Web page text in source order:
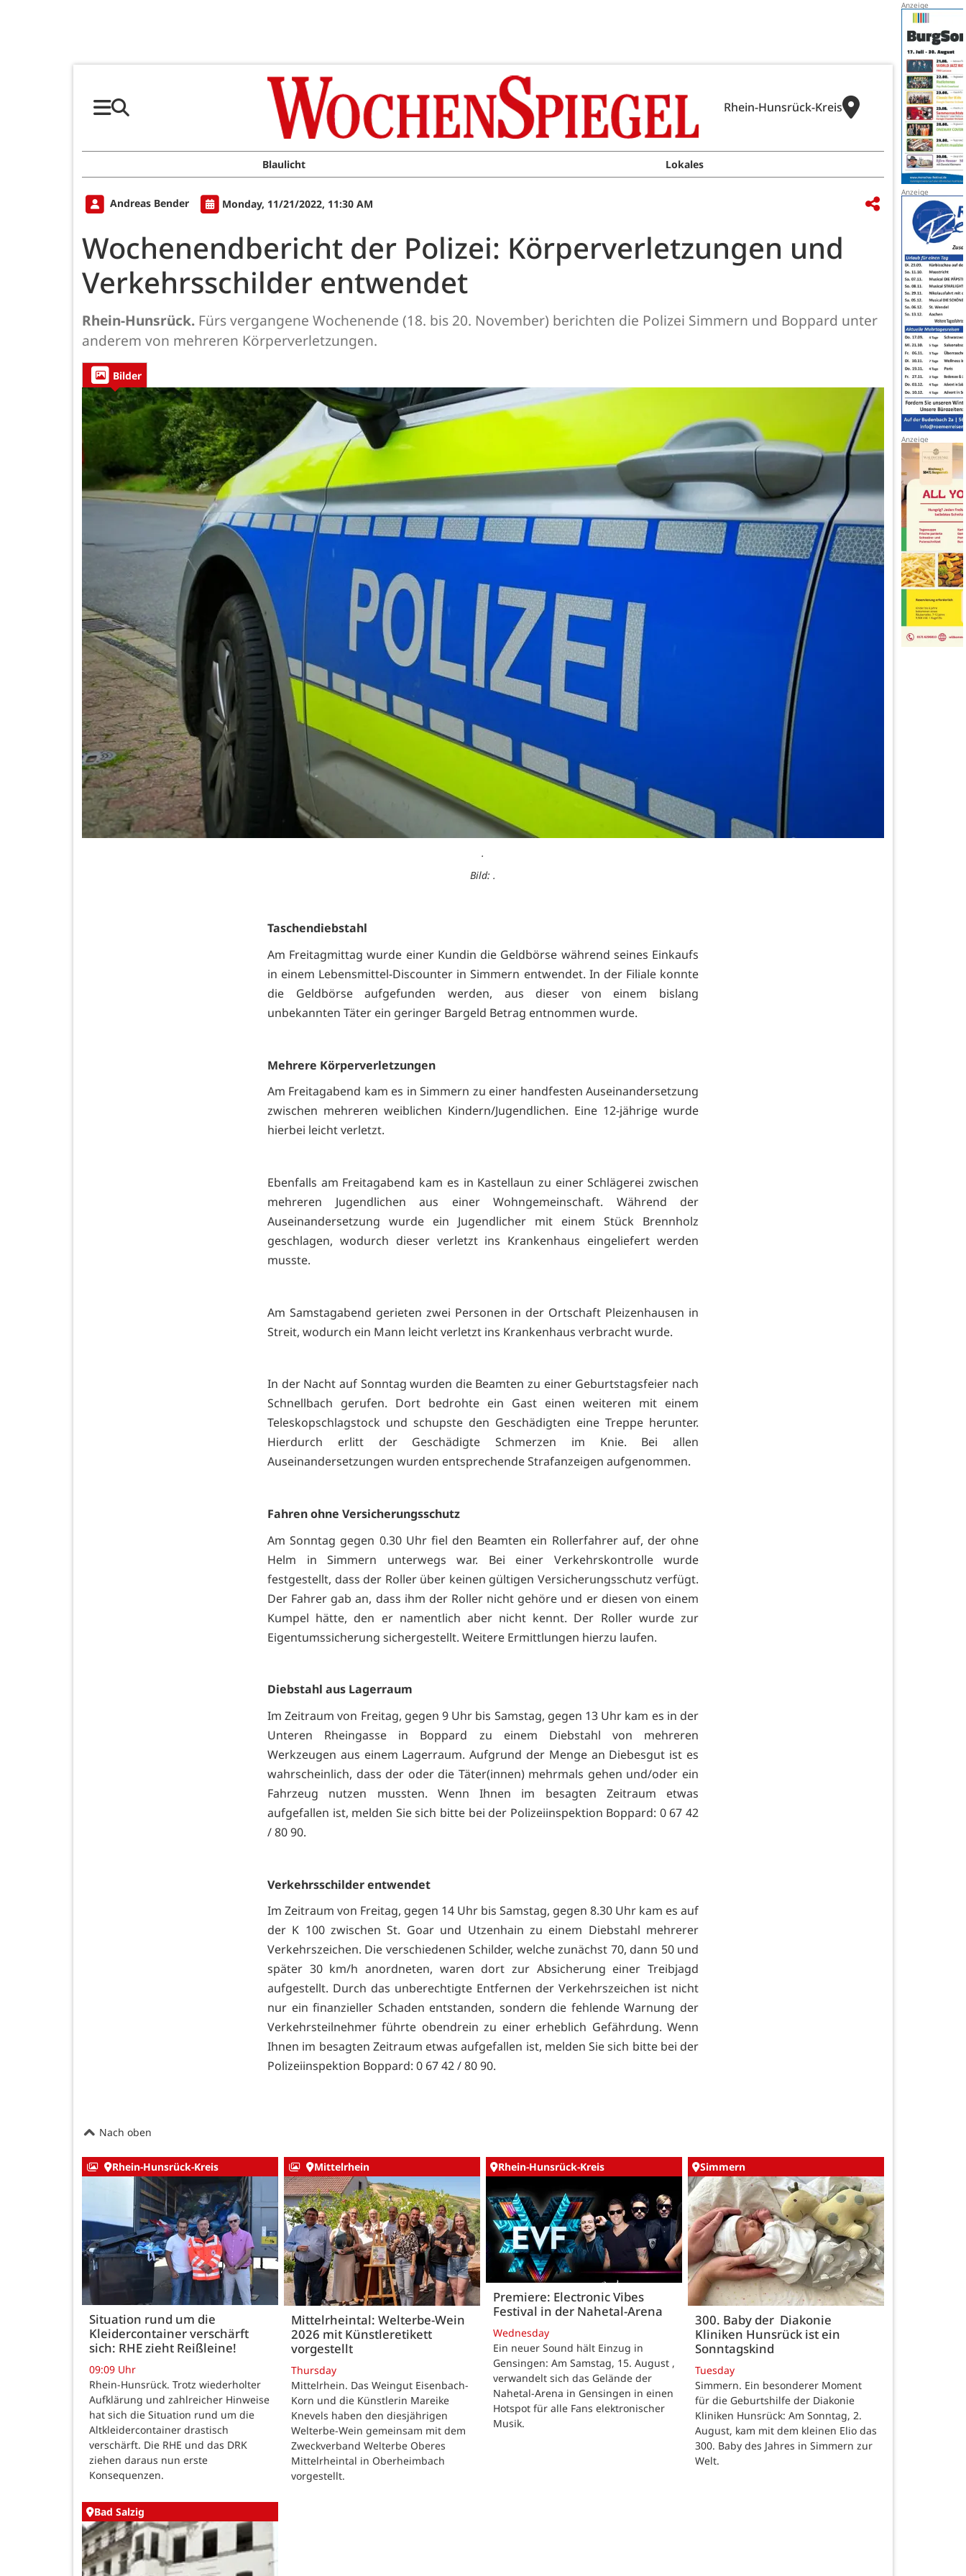
Rhein-Hunsrück-Kreis
Blaulicht Lokales
Andreas Bender Monday, 11/21/2022, 11:30 AM
Wochenendbericht der Polizei: Körperverletzungen und
Verkehrsschilder entwendet
Rhein-Hunsrück. Fürs vergangene Wochenende (18. bis 20. November) berichten die Polizei Simmern und Boppard unter
anderem von mehreren Körperverletzungen.
Bilder
.
Bild: .
Taschendiebstahl
Am Freitagmittag wurde einer Kundin die Geldbörse während seines Einkaufs
in einem Lebensmittel-Discounter in Simmern entwendet. In der Filiale konnte
die Geldbörse aufgefunden werden, aus dieser von einem bislang
unbekannten Täter ein geringer Bargeld Betrag entnommen wurde.
Mehrere Körperverletzungen
Am Freitagabend kam es in Simmern zu einer handfesten Auseinandersetzung
zwischen mehreren weiblichen Kindern/Jugendlichen. Eine 12-jährige wurde
hierbei leicht verletzt.
Ebenfalls am Freitagabend kam es in Kastellaun zu einer Schlägerei zwischen
mehreren Jugendlichen aus einer Wohngemeinschaft. Während der
Auseinandersetzung wurde ein Jugendlicher mit einem Stück Brennholz
geschlagen, wodurch dieser verletzt ins Krankenhaus eingeliefert werden
musste.
Am Samstagabend gerieten zwei Personen in der Ortschaft Pleizenhausen in
Streit, wodurch ein Mann leicht verletzt ins Krankenhaus verbracht wurde.
In der Nacht auf Sonntag wurden die Beamten zu einer Geburtstagsfeier nach
Schnellbach gerufen. Dort bedrohte ein Gast einen weiteren mit einem
Teleskopschlagstock und schupste den Geschädigten eine Treppe herunter.
Hierdurch erlitt der Geschädigte Schmerzen im Knie. Bei allen
Auseinandersetzungen wurden entsprechende Strafanzeigen aufgenommen.
Fahren ohne Versicherungsschutz
Am Sonntag gegen 0.30 Uhr fiel den Beamten ein Rollerfahrer auf, der ohne
Helm in Simmern unterwegs war. Bei einer Verkehrskontrolle wurde
festgestellt, dass der Roller über keinen gültigen Versicherungsschutz verfügt.
Der Fahrer gab an, dass ihm der Roller nicht gehöre und er diesen von einem
Kumpel hätte, den er namentlich aber nicht kennt. Der Roller wurde zur
Eigentumssicherung sichergestellt. Weitere Ermittlungen hierzu laufen.
Diebstahl aus Lagerraum
Im Zeitraum von Freitag, gegen 9 Uhr bis Samstag, gegen 13 Uhr kam es in der
Unteren Rheingasse in Boppard zu einem Diebstahl von mehreren
Werkzeugen aus einem Lagerraum. Aufgrund der Menge an Diebesgut ist es
wahrscheinlich, dass der oder die Täter(innen) mehrmals gehen und/oder ein
Fahrzeug nutzen mussten. Wenn Ihnen im besagten Zeitraum etwas
aufgefallen ist, melden Sie sich bitte bei der Polizeiinspektion Boppard: 0 67 42
/ 80 90.
Verkehrsschilder entwendet
Im Zeitraum von Freitag, gegen 14 Uhr bis Samstag, gegen 8.30 Uhr kam es auf
der K 100 zwischen St. Goar und Utzenhain zu einem Diebstahl mehrerer
Verkehrszeichen. Die verschiedenen Schilder, welche zunächst 70, dann 50 und
später 30 km/h anordneten, waren dort zur Absicherung einer Treibjagd
aufgestellt. Durch das unberechtigte Entfernen der Verkehrszeichen ist nicht
nur ein finanzieller Schaden entstanden, sondern die fehlende Warnung der
Verkehrsteilnehmer führte obendrein zu einer erheblich Gefährdung. Wenn
Ihnen im besagten Zeitraum etwas aufgefallen ist, melden Sie sich bitte bei der
Polizeiinspektion Boppard: 0 67 42 / 80 90.
Nach oben
Rhein-Hunsrück-Kreis
Situation rund um die
Kleidercontainer verschärft
sich: RHE zieht Reißleine!
09:09 Uhr
Rhein-Hunsrück. Trotz wiederholter
Aufklärung und zahlreicher Hinweise
hat sich die Situation rund um die
Altkleidercontainer drastisch
verschärft. Die RHE und das DRK
ziehen daraus nun erste
Konsequenzen.
Mittelrhein
Mittelrheintal: Welterbe-Wein
2026 mit Künstleretikett
vorgestellt
Thursday
Mittelrhein. Das Weingut Eisenbach-
Korn und die Künstlerin Mareike
Knevels haben den diesjährigen
Welterbe-Wein gemeinsam mit dem
Zweckverband Welterbe Oberes
Mittelrheintal in Oberheimbach
vorgestellt.
Rhein-Hunsrück-Kreis
Premiere: Electronic Vibes
Festival in der Nahetal-Arena
Wednesday
Ein neuer Sound hält Einzug in
Gensingen: Am Samstag, 15. August ,
verwandelt sich das Gelände der
Nahetal-Arena in Gensingen in einen
Hotspot für alle Fans elektronischer
Musik.
Simmern
300. Baby der Diakonie
Kliniken Hunsrück ist ein
Sonntagskind
Tuesday
Simmern. Ein besonderer Moment
für die Geburtshilfe der Diakonie
Kliniken Hunsrück: Am Sonntag, 2.
August, kam mit dem kleinen Elio das
300. Baby des Jahres in Simmern zur
Welt.
Bad Salzig